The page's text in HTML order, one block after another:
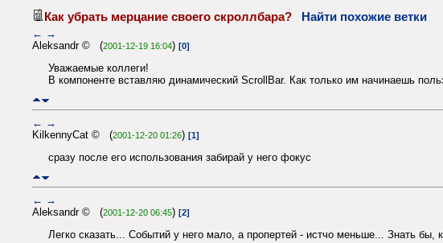
Как убрать мерцание своего скроллбара? Найти похожие ветки
← →
Aleksandr © (2001-12-19 16:04) [0]
Уважаемые коллеги!
В компоненте вставляю динамический ScrollBar. Как только им начинаешь
← →
KilkennyCat © (2001-12-20 01:26) [1]
сразу после его использования забирай у него фокус
← →
Aleksandr © (2001-12-20 06:45) [2]
Легко сказать... Событий у него мало, а пропертей - истчо меньше... Знать бы,